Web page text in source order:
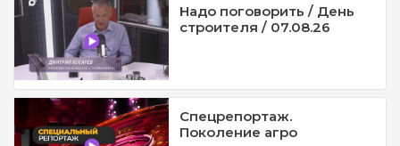
Надо поговорить / День
строителя / 07.08.26
Спецрепортаж.
Поколение агро